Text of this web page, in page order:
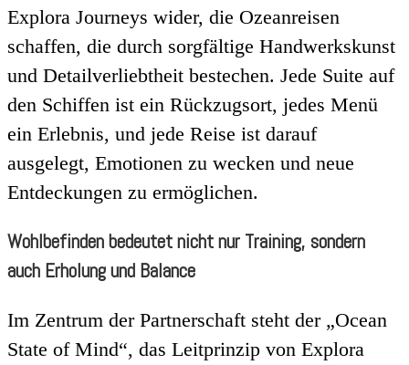
Explora Journeys wider, die Ozeanreisen
schaffen, die durch sorgfältige Handwerkskunst
und Detailverliebtheit bestechen. Jede Suite auf
den Schiffen ist ein Rückzugsort, jedes Menü
ein Erlebnis, und jede Reise ist darauf
ausgelegt, Emotionen zu wecken und neue
Entdeckungen zu ermöglichen.
Wohlbefinden bedeutet nicht nur Training, sondern
auch Erholung und Balance
Im Zentrum der Partnerschaft steht der „Ocean
State of Mind“, das Leitprinzip von Explora